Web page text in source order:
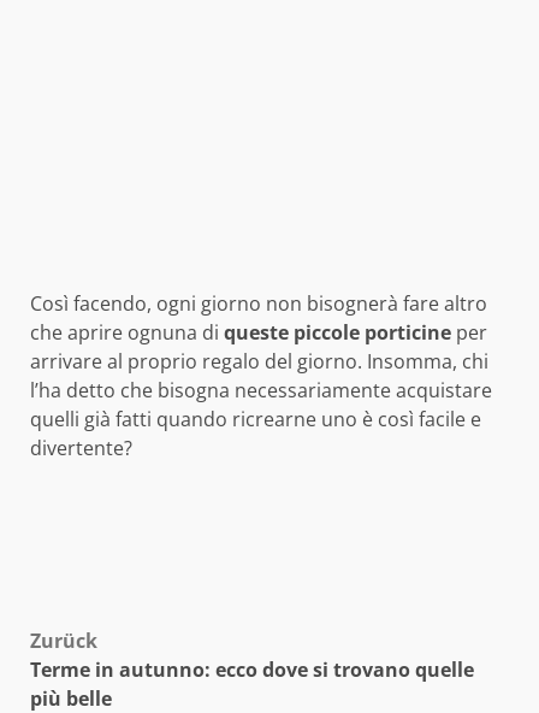
Così facendo, ogni giorno non bisognerà fare altro
che aprire ognuna di queste piccole porticine per
arrivare al proprio regalo del giorno. Insomma, chi
l’ha detto che bisogna necessariamente acquistare
quelli già fatti quando ricrearne uno è così facile e
divertente?
Beitragsnavigation
Zurück
Terme in autunno: ecco dove si trovano quelle
più belle